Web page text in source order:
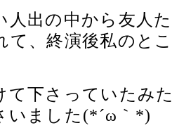
人出の中から友人
て、終演後私のと
て下さっていたみ
いました(*´ω｀*)